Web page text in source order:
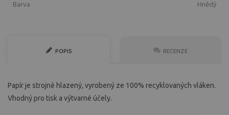
Barva hnědý
POPIS RECENZE
Papír je strojně hlazený, vyrobený ze 100% recyklovaných vláken.
Vhodný pro tisk a výtvarné účely.